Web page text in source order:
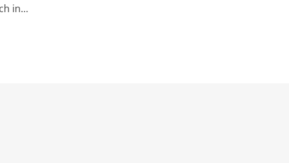
in…